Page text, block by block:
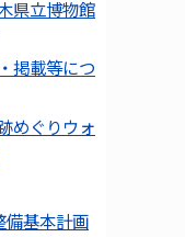
県立博物館
掲載等につ
めぐりウォ
備基本計画